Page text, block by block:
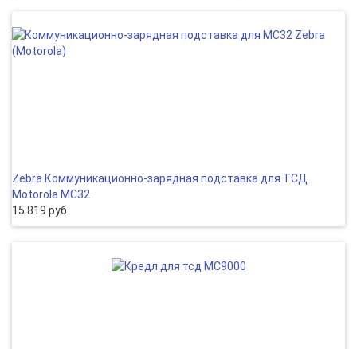
Zebra Коммуникационно-зарядная подставка для ТСД
Motorola MC32
15 819 руб